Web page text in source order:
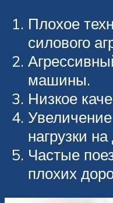
Плохое
силового
машины.
Низкое
нагрузки на
Частые
плохих